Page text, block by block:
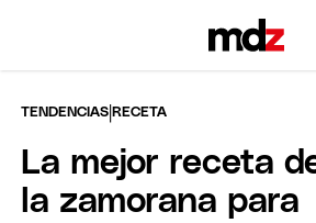
TENDENCIAS |RECETA
La mejor receta
la zamorana para